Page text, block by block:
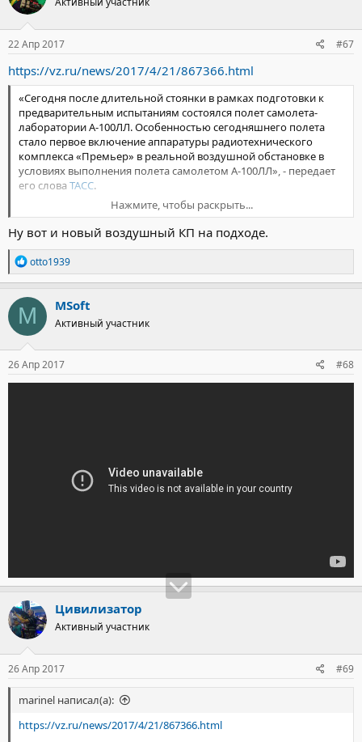
и
и
:
22 Апр 2017 #67
https://vz.ru/news/2017/4/21/867366.html
«Сегодня после длительной стоянки в рамках подготовки к
предварительным испытаниям состоялся полет самолета-
лаборатории А-100ЛЛ. Особенностью сегодняшнего полета
стало первое включение аппаратуры радиотехнического
комплекса «Премьер» в реальной воздушной обстановке в
условиях выполнения полета самолетом А-100ЛЛ», - передает
его слова ТАСС.
По его словам, этот полет переводит испытания на новую
ступень, так как комплекс «Премьер» проверяется в реальной
воздушной обстановке. Подобные проверки дают
разработчикам уникальную информацию о способности
работы А-100 «Премьер» в реальной обстановке. По словам
Вербы, подобное нельзя смоделировать на наземных стендах.
Начало испытаний самолета-разведчика А-100 «Премьер»
было анонсированов прошлом месяце представителями
Минобороны.
лаборатория для самолета А-100 «Премьер» в конце октября
2016 года.
Нажмите, чтобы раскрыть...
Ну вот и новый воздушный КП на подходе.
Р
е
а
к
ц
и
и
:
otto1939
M MSoft
Активный участник
26 Апр 2017 #68
Цивилизатор
Активный участник
26 Апр 2017 #69
marinel написал(а):
https://vz.ru/news/2017/4/21/867366.html